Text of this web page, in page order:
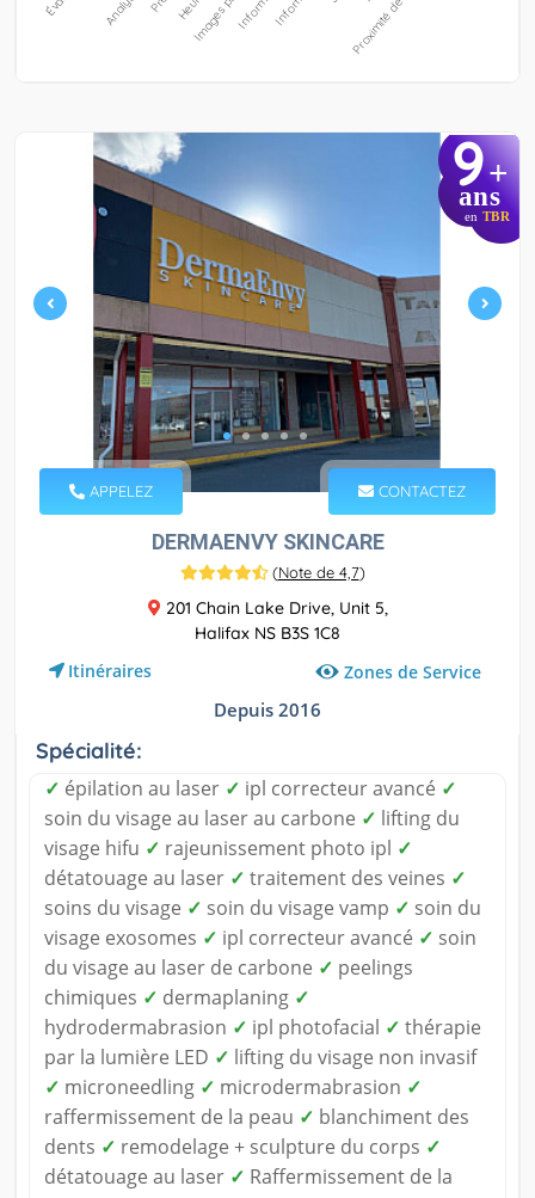
9+
ans
en TBR
APPELEZ CONTACTEZ
DERMAENVY SKINCARE
(Note de 4,7)
201 Chain Lake Drive, Unit 5,
Halifax NS B3S 1C8
Itinéraires Zones de Service
Depuis 2016
Spécialité:
✓ épilation au laser ✓ ipl correcteur avancé ✓
soin du visage au laser au carbone ✓ lifting du
visage hifu ✓ rajeunissement photo ipl ✓
détatouage au laser ✓ traitement des veines ✓
soins du visage ✓ soin du visage vamp ✓ soin du
visage exosomes ✓ ipl correcteur avancé ✓ soin
du visage au laser de carbone ✓ peelings
chimiques ✓ dermaplaning ✓
hydrodermabrasion ✓ ipl photofacial ✓ thérapie
par la lumière LED ✓ lifting du visage non invasif
✓ microneedling ✓ microdermabrasion ✓
raffermissement de la peau ✓ blanchiment des
dents ✓ remodelage + sculpture du corps ✓
détatouage au laser ✓ Raffermissement de la